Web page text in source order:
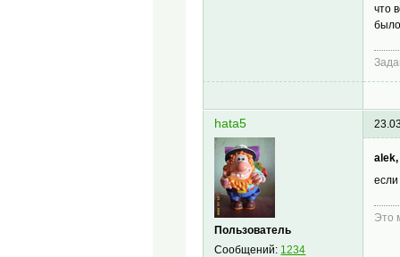
что
hata5
Пользователь
Сообщений: 1234
alek,
Это